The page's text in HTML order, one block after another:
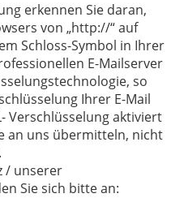
erkennen Sie daran,
von „http://“ auf
Schloss-Symbol in Ihrer
E-Mailserver
so
Ihrer E-Mail
Verschlüsselung aktiviert
an uns übermitteln, nicht
/ unserer
Sie sich bitte an: